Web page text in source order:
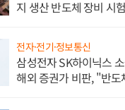
지 생산 반도체 장비 시
전자·전기·정보통신
삼성전자 SK하이닉스
해외 증권가 비판, "반도